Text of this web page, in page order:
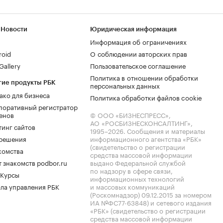
продукты РБК
для бизнеса
регистратор
сайтов
знакомств podbor.ru
управления РБК
Юридическая информация
Информация об ограничениях
О соблюдении авторских прав
Пользовательское соглашение
Политика в отношении обработки
персональных данных
Политика обработки файлов cookie
© ООО «БИЗНЕСПРЕСС»,
АО «РОСБИЗНЕСКОНСАЛТИНГ»,
1995–2026. Сообщения и материалы
информационного агентства «РБК»
(свидетельство о регистрации
средства массовой информации
выдано Федеральной службой
по надзору в сфере связи,
информационных технологий
и массовых коммуникаций
(Роскомнадзор) 09.12.2015 за номером
ИА №ФС77-63848) и сетевого издания
«РБК» (свидетельство о регистрации
средства массовой информации